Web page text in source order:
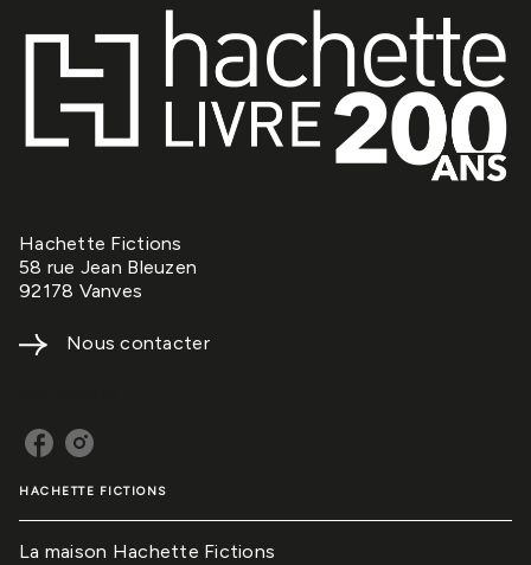
Hachette Fictions
58 rue Jean Bleuzen
92178 Vanves
Nous contacter
HACHETTE FICTIONS
La maison Hachette Fictions